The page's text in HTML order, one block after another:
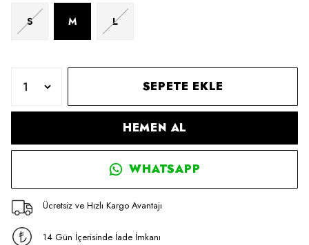
S M L
SEPETE EKLE
HEMEN AL
WHATSAPP
Ücretsiz ve Hızlı Kargo Avantajı
14 Gün İçerisinde İade İmkanı